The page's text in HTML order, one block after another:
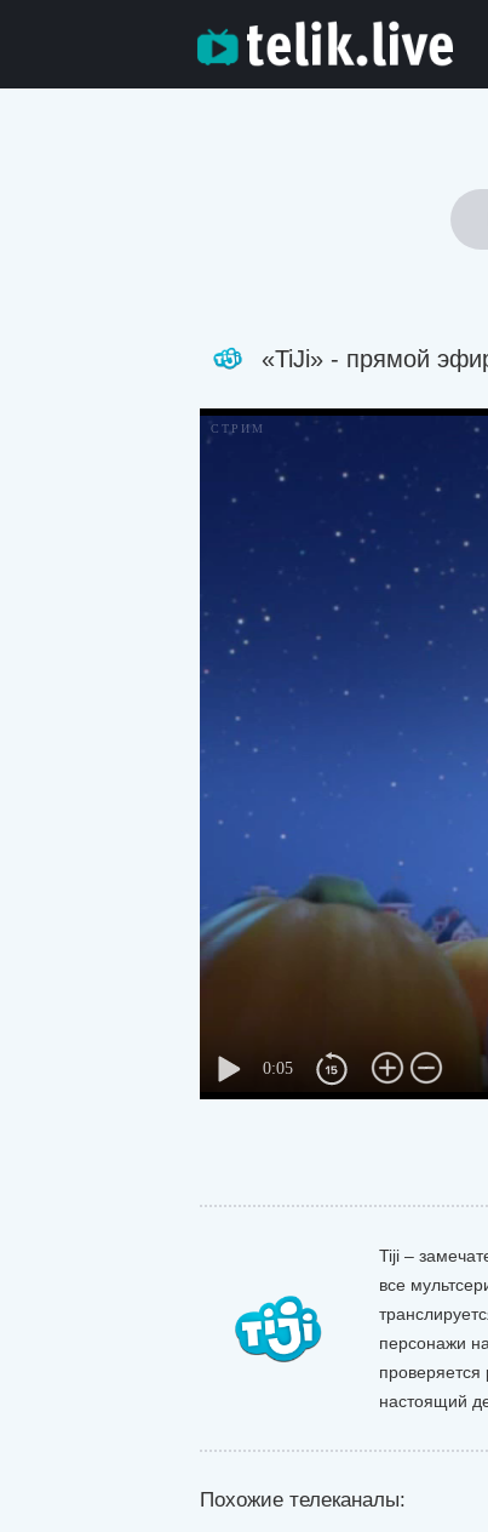
«TiJi» - прямой
Tiji –
все
персонажи
проверяется
настоящий
Похожие телеканалы: